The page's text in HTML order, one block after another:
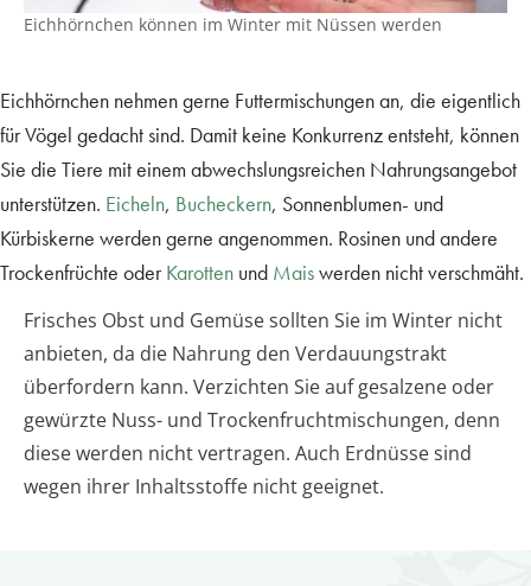
Eichhörnchen können im Winter mit Nüssen werden
Eichhörnchen nehmen gerne Futtermischungen an, die eigentlich
für Vögel gedacht sind. Damit keine Konkurrenz entsteht, können
Sie die Tiere mit einem abwechslungsreichen Nahrungsangebot
unterstützen. Eicheln, Bucheckern, Sonnenblumen- und
Kürbiskerne werden gerne angenommen. Rosinen und andere
Trockenfrüchte oderKarotten und Maiswerden nicht verschmäht.
Frisches Obst und Gemüse sollten Sie im Winter nicht
anbieten, da die Nahrung den Verdauungstrakt
überfordern kann. Verzichten Sie auf gesalzene oder
gewürzte Nuss- und Trockenfruchtmischungen, denn
diese werden nicht vertragen. Auch Erdnüsse sind
wegen ihrer Inhaltsstoffe nicht geeignet.